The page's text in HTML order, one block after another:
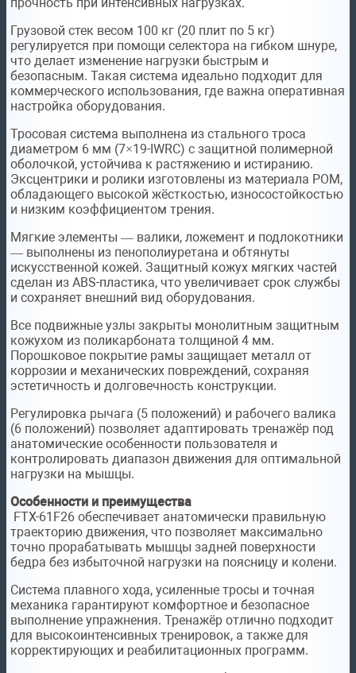
прочность при интенсивных нагрузках.
Грузовой стек весом 100 кг (20 плит по 5 кг)
регулируется при помощи селектора на гибком шнуре,
что делает изменение нагрузки быстрым и
безопасным. Такая система идеально подходит для
коммерческого использования, где важна оперативная
настройка оборудования.
Тросовая система выполнена из стального троса
диаметром 6 мм (7×19-IWRC) с защитной полимерной
оболочкой, устойчива к растяжению и истиранию.
Эксцентрики и ролики изготовлены из материала POM,
обладающего высокой жёсткостью, износостойкостью
и низким коэффициентом трения.
Мягкие элементы — валики, ложемент и подлокотники
— выполнены из пенополиуретана и обтянуты
искусственной кожей. Защитный кожух мягких частей
сделан из ABS-пластика, что увеличивает срок службы
и сохраняет внешний вид оборудования.
Все подвижные узлы закрыты монолитным защитным
кожухом из поликарбоната толщиной 4 мм.
Порошковое покрытие рамы защищает металл от
коррозии и механических повреждений, сохраняя
эстетичность и долговечность конструкции.
Регулировка рычага (5 положений) и рабочего валика
(6 положений) позволяет адаптировать тренажёр под
анатомические особенности пользователя и
контролировать диапазон движения для оптимальной
нагрузки на мышцы.
Особенности и преимущества
FTX-61F26 обеспечивает анатомически правильную
траекторию движения, что позволяет максимально
точно прорабатывать мышцы задней поверхности
бедра без избыточной нагрузки на поясницу и колени.
Система плавного хода, усиленные тросы и точная
механика гарантируют комфортное и безопасное
выполнение упражнения. Тренажёр отлично подходит
для высокоинтенсивных тренировок, а также для
корректирующих и реабилитационных программ.